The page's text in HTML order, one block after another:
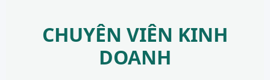
CHUYÊN VIÊN KINH
DOANH